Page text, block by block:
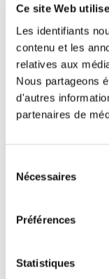
Ce site Web
Les identifiants
contenu et les
relatives aux
Nous partageons
d'autres
partenaires de
Nécessaires
Préférences
Statistiques
these
The drawing gives
time, the well-